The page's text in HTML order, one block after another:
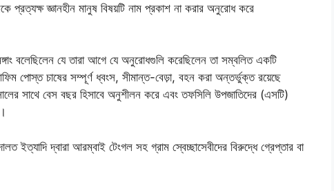
প্রত্যক্ষ জ্ঞানহীন মানুষ বিষয়টি নাম প্রকাশ না করার অনুরোধ করে
বলেছিলেন যে তারা আগে যে অনুরোধগুলি করেছিলেন তা সম্বলিত একটি
পোস্ত চাষের সম্পূর্ণ ধ্বংস, সীমান্ত-বেড়া, বহন করা অন্তর্ভুক্ত রয়েছে
সাথে বেস বছর হিসাবে অনুশীলন করে এবং তফসিলি উপজাতিদের (এসটি)
ইত্যাদি দ্বারা আরম্বাই টেংগল সহ গ্রাম স্বেচ্ছাসেবীদের বিরুদ্ধে গ্রেপ্তার বা